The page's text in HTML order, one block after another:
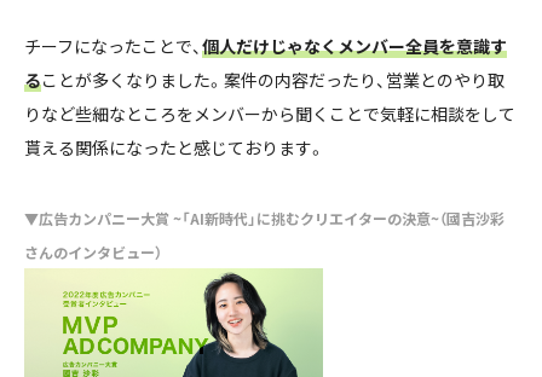
チーフになったことで、個人だけじゃなくメンバー全員を意識す
ることが多くなりました。案件の内容だったり、営業とのやり取
りなど些細なところをメンバーから聞くことで気軽に相談をして
貰える関係になったと感じております。
▼広告カンパニー大賞 ~「AI新時代」に挑むクリエイターの決意~（國吉沙彩
さんのインタビュー）